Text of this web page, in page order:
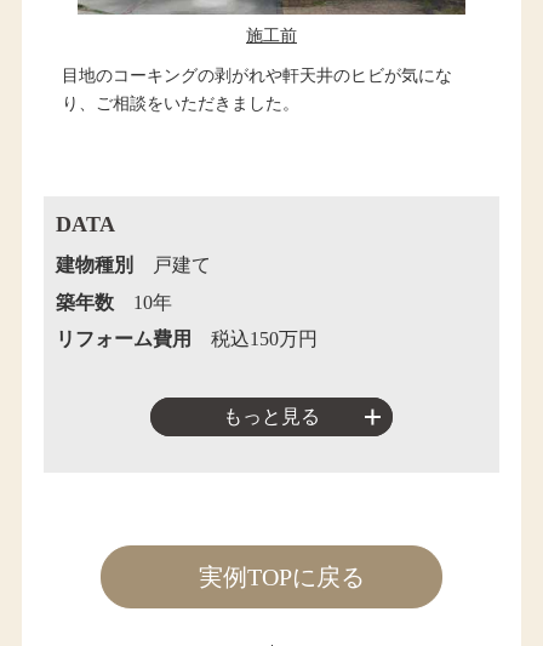
施工前
目地のコーキングの剥がれや軒天井のヒビが気にな
り、ご相談をいただきました。
DATA
建物種別
戸建て
築年数
10年
リフォーム費用
税込150万円
もっと見る
実例TOPに戻る